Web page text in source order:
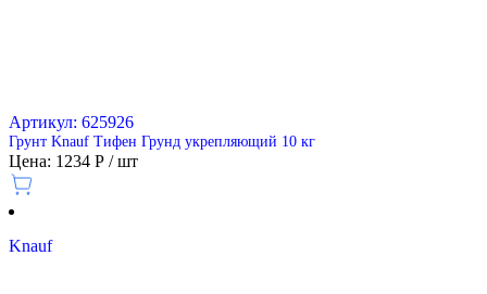
Артикул: 625926
Грунт Knauf Тифен Грунд укрепляющий 10 кг
Цена: 1234 Р / шт
Knauf